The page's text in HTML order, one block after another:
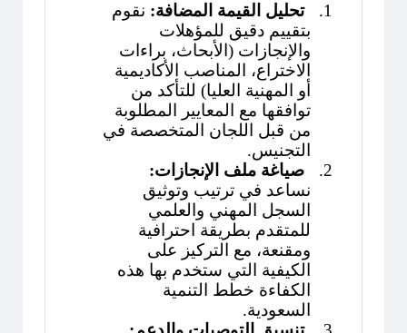
1.
تحليل القيمة المضافة: نقوم
بتقييم دقيق للمؤهلات
والإنجازات (الأبحاث، براءات
الاختراع، المناصب الأكاديمية
أو المهنية العليا) للتأكد من
توافقها مع المعايير المطلوبة
من قبل اللجان المتخصصة في
التجنيس.
2.
صياغة ملف الإنجازات:
نساعد في ترتيب وتوثيق
السجل المهني والعلمي
للمتقدم بطريقة احترافية
ومقنعة، مع التركيز على
الكيفية التي ستخدم بها هذه
الكفاءة خطط التنمية
السعودية.